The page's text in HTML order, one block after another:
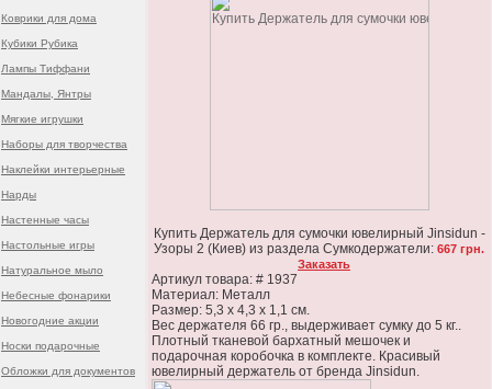
Коврики для дома
Кубики Рубика
Лампы Тиффани
Мандалы, Янтры
Мягкие игрушки
Наборы для творчества
Наклейки интерьерные
Нарды
Настенные часы
Настольные игры
Натуральное мыло
Небесные фонарики
Новогодние акции
Носки подарочные
Обложки для документов
Купить Держатель для сумочки ювелирный Jinsidun -
Узоры 2 (Киев) из раздела Сумкодержатели: 667 грн.
Заказать
Артикул товара: # 1937
Материал: Металл
Размер: 5,3 x 4,3 x 1,1 см.
Вес держателя 66 гр., выдерживает сумку до 5 кг..
Плотный тканевой бархатный мешочек и
подарочная коробочка в комплекте. Красивый
ювелирный держатель от бренда Jinsidun.